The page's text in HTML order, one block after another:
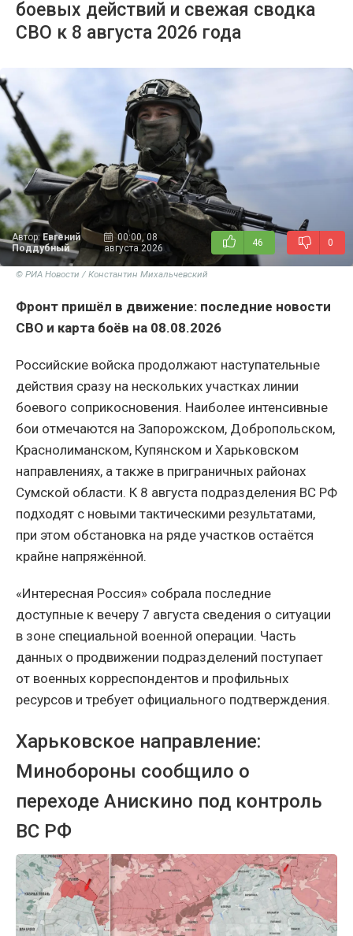
боевых действий и свежая сводка
СВО к 8 августа 2026 года
Автор: Евгений
Поддубный
00:00, 08
августа 2026
46 0
© РИА Новости / Константин Михальчевский
Фронт пришёл в движение: последние новости
СВО и карта боёв на 08.08.2026
Российские войска продолжают наступательные
действия сразу на нескольких участках линии
боевого соприкосновения. Наиболее интенсивные
бои отмечаются на Запорожском, Добропольском,
Краснолиманском, Купянском и Харьковском
направлениях, а также в приграничных районах
Сумской области. К 8 августа подразделения ВС РФ
подходят с новыми тактическими результатами,
при этом обстановка на ряде участков остаётся
крайне напряжённой.
«Интересная Россия» собрала последние
доступные к вечеру 7 августа сведения о ситуации
в зоне специальной военной операции. Часть
данных о продвижении подразделений поступает
от военных корреспондентов и профильных
ресурсов и требует официального подтверждения.
Харьковское направление:
Минобороны сообщило о
переходе Анискино под контроль
ВС РФ